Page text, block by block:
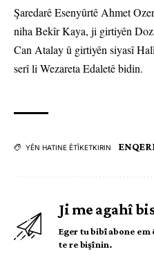
Şaredarê Esenyûrtê Ahmet
niha Bekîr Kaya, ji girtiyên
Can Atalay û girtiyên siyasî
serî li Wezareta Edaletê bidin.
YÊN HATINE ÊTÎKETKIRIN
Ji me agahî
Eger tu bibî abone
te re bişînin.